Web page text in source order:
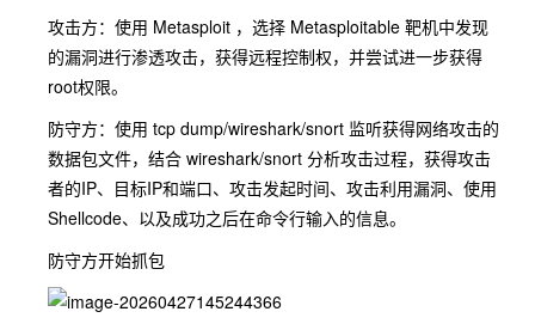
攻击方：使用 Metasploit ，选择 Metasploitable 靶机中发现
的漏洞进行渗透攻击，获得远程控制权，并尝试进一步获得
root权限。
防守方：使用 tcp dump/wireshark/snort 监听获得网络攻击的
数据包文件，结合 wireshark/snort 分析攻击过程，获得攻击
者的IP、目标IP和端口、攻击发起时间、攻击利用漏洞、使用
Shellcode、以及成功之后在命令行输入的信息。
防守方开始抓包